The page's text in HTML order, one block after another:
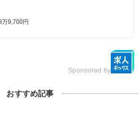
万9,700円
Sponsored by
おすすめ記事